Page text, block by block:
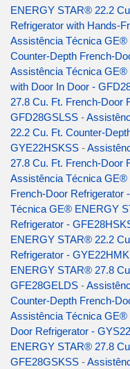
ENERGY STAR® 22.2
Refrigerator with Hands-
Assistência Técnica
Counter-Depth French-
Assistência Técnica GE®
with Door In Door -
27.8 Cu. Ft. French-Door
GFD28GSLSS -
22.2 Cu. Ft. Counter-
GYE22HSKSS -
27.8 Cu. Ft. French-Door
Assistência Técnica
French-Door Refrigerator
Técnica GE® ENERGY
Refrigerator -
ENERGY STAR® 22.2
Refrigerator -
ENERGY STAR® 27.8
GFE28GELDS -
Counter-Depth French-
Assistência Técnica GE®
Door Refrigerator -
ENERGY STAR® 27.8
GFE28GSKSS -